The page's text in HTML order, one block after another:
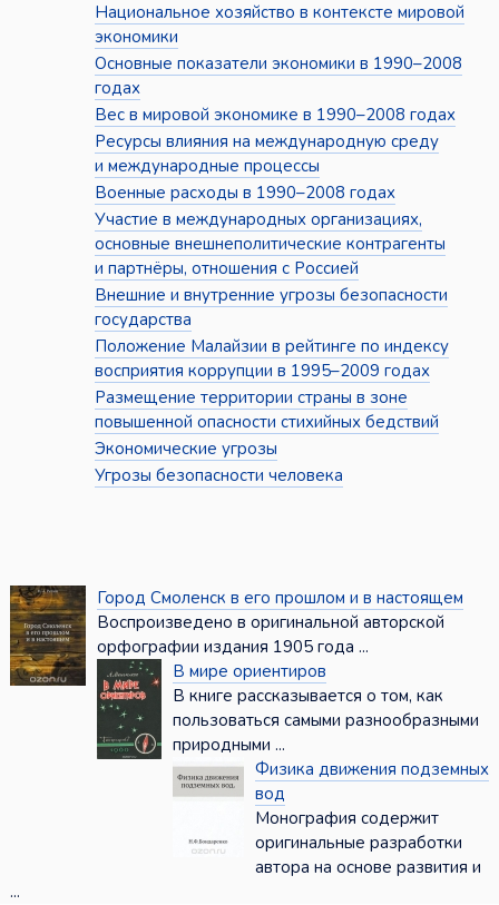
Национальное хозяйство в контексте мировой
экономики
Основные показатели экономики в 1990–2008
годах
Вес в мировой экономике в 1990–2008 годах
Ресурсы влияния на международную среду
и международные процессы
Военные расходы в 1990–2008 годах
Участие в международных организациях,
основные внешнеполитические контрагенты
и партнёры, отношения с Россией
Внешние и внутренние угрозы безопасности
государства
Положение Малайзии в рейтинге по индексу
восприятия коррупции в 1995–2009 годах
Размещение территории страны в зоне
повышенной опасности стихийных бедствий
Экономические угрозы
Угрозы безопасности человека
Город Смоленск в его прошлом и в настоящем
Воспроизведено в оригинальной авторской
орфографии издания 1905 года ...
В мире ориентиров
В книге рассказывается о том, как
пользоваться самыми разнообразными
природными ...
Физика движения подземных
вод
Монография содержит
оригинальные разработки
автора на основе развития и
...